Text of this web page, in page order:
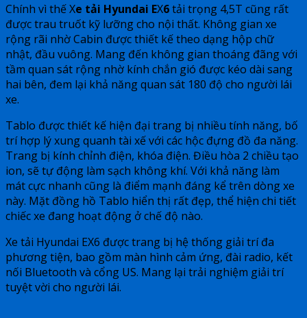
Chính vì thế Xe tải Hyundai EX6tải trọng 4,5T cũng rất
được trau truốt kỹ lưỡng cho nội thất. Không gian xe
rộng rãi nhờ Cabin được thiết kế theo dạng hộp chữ
nhật, đầu vuông. Mang đến không gian thoáng đãng với
tầm quan sát rộng nhờ kính chắn gió được kéo dài sang
hai bên, đem lại khả năng quan sát 180 độ cho người lái
xe.
Tablo được thiết kế hiện đại trang bị nhiều tính năng, bố
trí hợp lý xung quanh tài xế với các hộc đựng đồ đa năng.
Trang bị kính chỉnh điện, khóa điện. Điều hòa 2 chiều tạo
ion, sẽ tự động làm sạch không khí. Với khả năng làm
mát cực nhanh cũng là điểm mạnh đáng kể trên dòng xe
này. Mặt đồng hồ Tablo hiển thị rất đẹp, thể hiện chi tiết
chiếc xe đang hoạt động ở chế độ nào.
Xe tải Hyundai EX6 được trang bị hệ thống giải trí đa
phương tiện, bao gồm màn hình cảm ứng, đài radio, kết
nối Bluetooth và cổng US. Mang lại trải nghiệm giải trí
tuyệt vời cho người lái.